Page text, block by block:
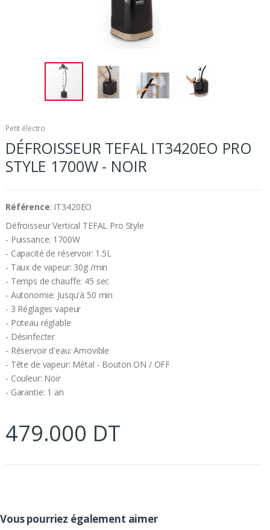
Petit électro
DÉFROISSEUR TEFAL IT3420EO PRO
STYLE 1700W - NOIR
Référence: IT3420EO
Défroisseur Vertical TEFAL Pro Style
- Puissance: 1700W
- Capacité de réservoir: 1.5L
- Taux de vapeur: 30g /min
- Temps de chauffe: 45 sec
- Autonomie: Jusqu'à 50 min
- 3 Réglages vapeur
- Poteau réglable
- Désinfecter
- Réservoir d'eau: Amovible
- Tête de vapeur: Métal - Bouton ON / OFF
- Couleur: Noir
- Garantie: 1 an
479.000 DT
Vous pourriez également aimer